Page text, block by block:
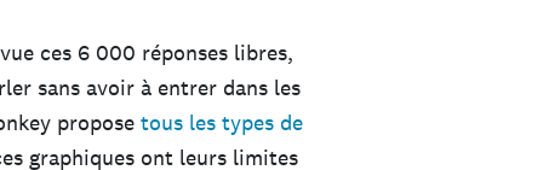
ces 6 000 réponses libres,
sans avoir à entrer dans les
propose tous les types de
graphiques ont leurs limites